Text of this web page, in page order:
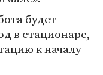
будет
в стационаре,
к началу